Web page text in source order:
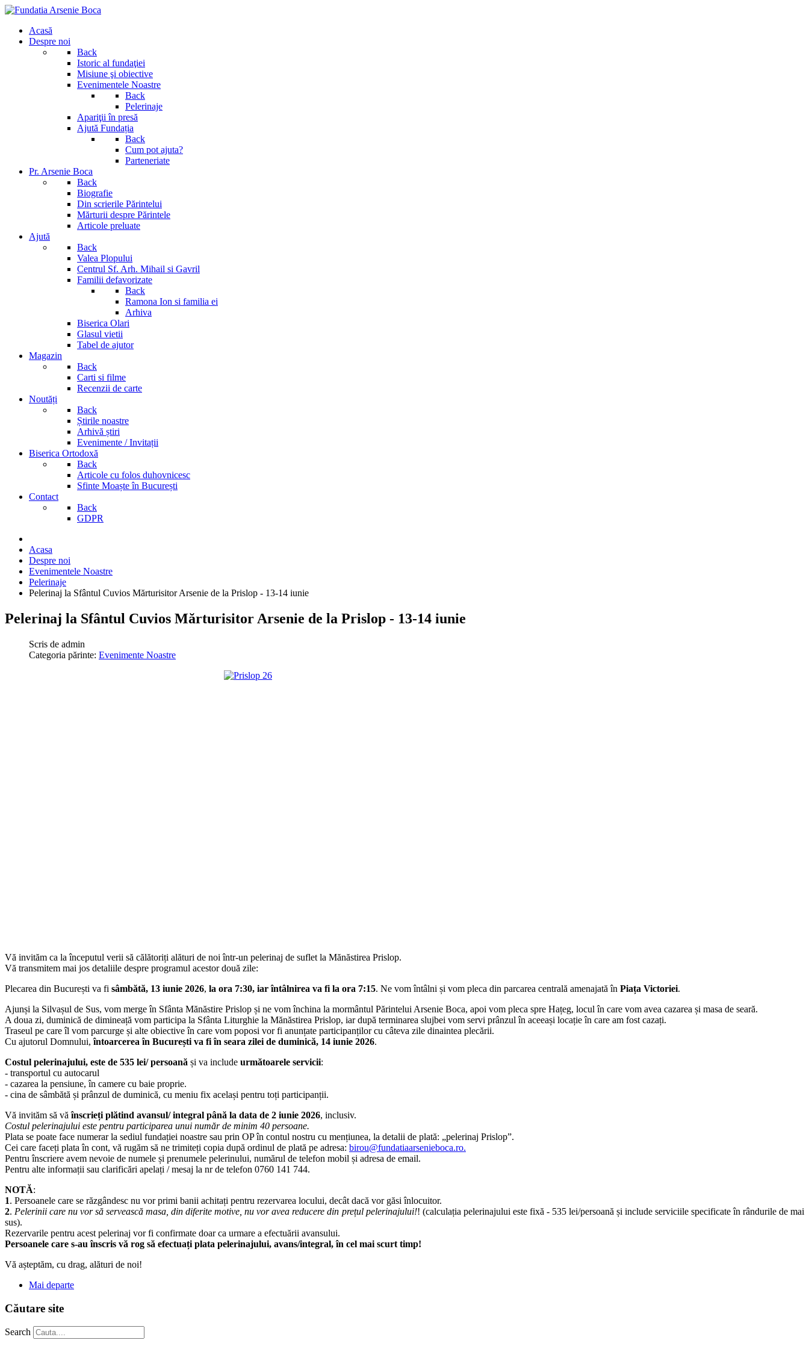
Acasă
Despre noi
Back
Istoric al fundaţiei
Misiune şi obiective
Evenimentele Noastre
Back
Pelerinaje
Apariţii în presă
Ajută Fundația
Back
Cum pot ajuta?
Parteneriate
Pr. Arsenie Boca
Back
Biografie
Din scrierile Părintelui
Mărturii despre Părintele
Articole preluate
Ajută
Back
Valea Plopului
Centrul Sf. Arh. Mihail si Gavril
Familii defavorizate
Back
Ramona Ion si familia ei
Arhiva
Biserica Olari
Glasul vietii
Tabel de ajutor
Magazin
Back
Carti si filme
Recenzii de carte
Noutăți
Back
Știrile noastre
Arhivă știri
Evenimente / Invitații
Biserica Ortodoxă
Back
Articole cu folos duhovnicesc
Sfinte Moaște în București
Contact
Back
GDPR
Acasa
Despre noi
Evenimentele Noastre
Pelerinaje
Pelerinaj la Sfântul Cuvios Mărturisitor Arsenie de la Prislop - 13-14 iunie
Pelerinaj la Sfântul Cuvios Mărturisitor Arsenie de la Prislop - 13-14 iunie
Scris de admin
Categoria părinte: Evenimente Noastre
Vă invităm ca la începutul verii să călătoriți alături de noi într-un pelerinaj de suflet la Mănăstirea Prislop.
Vă transmitem mai jos detaliile despre programul acestor două zile:
Plecarea din București va fi sâmbătă, 13 iunie 2026, la ora 7:30, iar întâlnirea va fi la ora 7:15. Ne vom întâlni și vom pleca din parcarea centrală amenajată în Piața Victoriei.
Ajunși la Silvașul de Sus, vom merge în Sfânta Mănăstire Prislop și ne vom închina la mormântul Părintelui Arsenie Boca, apoi vom pleca spre Hațeg, locul în care vom avea cazarea și masa de seară.
A doua zi, duminică de dimineață vom participa la Sfânta Liturghie la Mănăstirea Prislop, iar după terminarea slujbei vom servi prânzul în aceeași locație în care am fost cazați.
Traseul pe care îl vom parcurge și alte obiective în care vom poposi vor fi anunțate participanților cu câteva zile dinaintea plecării.
Cu ajutorul Domnului, întoarcerea în București va fi în seara zilei de duminică, 14 iunie 2026.
Costul pelerinajului, este de 535 lei/ persoană și va include următoarele servicii:
- transportul cu autocarul
- cazarea la pensiune, în camere cu baie proprie.
- cina de sâmbătă și prânzul de duminică, cu meniu fix același pentru toți participanții.
Vă invităm să vă înscrieți plătind avansul/ integral până la data de 2 iunie 2026, inclusiv.
Costul pelerinajului este pentru participarea unui număr de minim 40 persoane.
Plata se poate face numerar la sediul fundației noastre sau prin OP în contul nostru cu mențiunea, la detalii de plată: „pelerinaj Prislop”.
Cei care faceți plata în cont, vă rugăm să ne trimiteți copia după ordinul de plată pe adresa: birou@fundatiaarsenieboca.ro.
Pentru înscriere avem nevoie de numele și prenumele pelerinului, numărul de telefon mobil și adresa de email.
Pentru alte informații sau clarificări apelați / mesaj la nr de telefon 0760 141 744.
NOTĂ:
1. Persoanele care se răzgândesc nu vor primi banii achitați pentru rezervarea locului, decât dacă vor găsi înlocuitor.
2. Pelerinii care nu vor să servească masa, din diferite motive, nu vor avea reducere din prețul pelerinajului!! (calculația pelerinajului este fixă - 535 lei/persoană și include serviciile specificate în rândurile de mai
sus).
Rezervarile pentru acest pelerinaj vor fi confirmate doar ca urmare a efectuării avansului.
Persoanele care s-au înscris vă rog să efectuați plata pelerinajului, avans/integral, în cel mai scurt timp!
Vă așteptăm, cu drag, alături de noi!
Mai departe
Căutare site
Search